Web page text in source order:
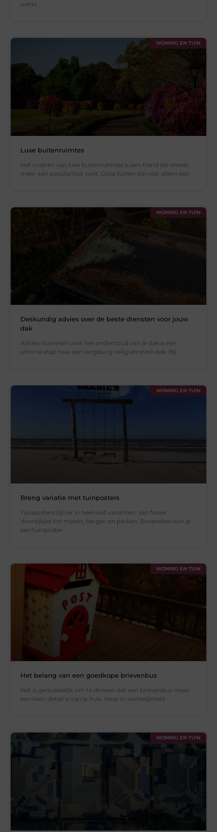
werkt.
WONING EN TUIN
Luxe buitenruimtes
Het creëren van luxe buitenruimtes is een trend die steeds
meer aan populariteit wint. Deze tuinen zijn niet alleen een
WONING EN TUIN
Deskundig advies over de beste diensten voor jouw
dak
Advies inwinnen over het onderhoud van je dak is een
slimme stap naar een langdurig veilig en sterk dak. Bij
WONING EN TUIN
Breng variatie met tuinposters
Tuinposters zijn er in heel wat varianten. Van fraaie
doorkijkjes tot meren, bergen en parken. Bovendien kun je
een tuinposter
WONING EN TUIN
Het belang van een goedkope brievenbus
Het is gemakkelijk om te denken dat een brievenbus maar
een klein detail is van je huis. Maar in werkelijkheid
WONING EN TUIN